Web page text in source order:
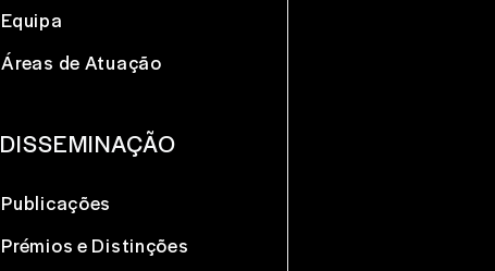
Equipa
Áreas de Atuação
DISSEMINAÇÃO
Publicações
Prémios e Distinções